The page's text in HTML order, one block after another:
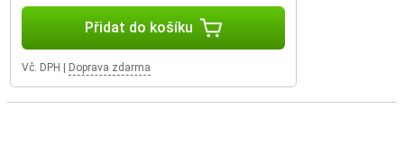
Přidat do košíku
Vč. DPH Doprava zdarma